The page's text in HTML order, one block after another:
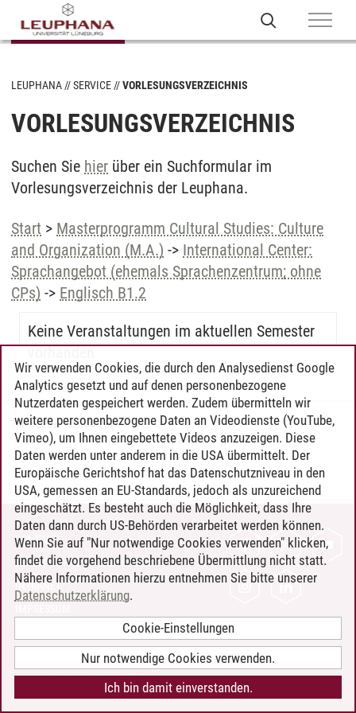
LEUPHANA SERVICE VORLESUNGSVERZEICHNIS
VORLESUNGSVERZEICHNIS
Suchen Sie hier über ein Suchformular im
Vorlesungsverzeichnis der Leuphana.
Start > Masterprogramm Cultural Studies: Culture
and Organization (M.A.) -> International Center:
Sprachangebot (ehemals Sprachenzentrum; ohne
CPs) -> Englisch B1.2
Keine Veranstaltungen im aktuellen Semester
vorhanden
Timo Leder/30.06.2024
KONTAKT
LEUPHANA ALS ARBEITGEBER
INTRANET
BARRIEREFREIHEIT
COOKIE-EINSTELLUNGEN
Wir verwenden Cookies, die durch den Analysedienst Google
Analytics gesetzt und auf denen personenbezogene
Nutzerdaten gespeichert werden. Zudem übermitteln wir
weitere personenbezogene Daten an Videodienste (YouTube,
Vimeo), um Ihnen eingebettete Videos anzuzeigen. Diese
Daten werden unter anderem in die USA übermittelt. Der
Europäische Gerichtshof hat das Datenschutzniveau in den
USA, gemessen an EU-Standards, jedoch als unzureichend
eingeschätzt. Es besteht auch die Möglichkeit, dass Ihre
Daten dann durch US-Behörden verarbeitet werden können.
Wenn Sie auf "Nur notwendige Cookies verwenden" klicken,
findet die vorgehend beschriebene Übermittlung nicht statt.
Nähere Informationen hierzu entnehmen Sie bitte unserer
Datenschutzerklärung.
Cookie-Einstellungen
Nur notwendige Cookies verwenden.
Ich bin damit einverstanden.